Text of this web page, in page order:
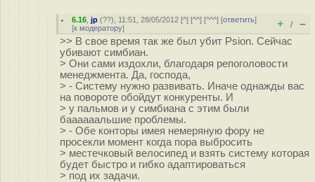
6.16 ,jp (??), 11:51, 28/05/2012 [^] [^^] [^^^] [ответить]
[к модератору] + / –
>> В свое время так же был убит Psion. Сейчас
убивают симбиан.
> Они сами издохли, благодаря репоголовости
менеджмента. Да, господа,
> - Систему нужно развивать. Иначе однажды вас
на повороте обойдут конкуренты. И
> у пальмов и у симбиана с этим были
баааааальшие проблемы.
> - Обе конторы имея немеряную фору не
просекли момент когда пора выбросить
> местечковый велосипед и взять систему которая
будет быстро и гибко адаптироваться
> под их задачи.